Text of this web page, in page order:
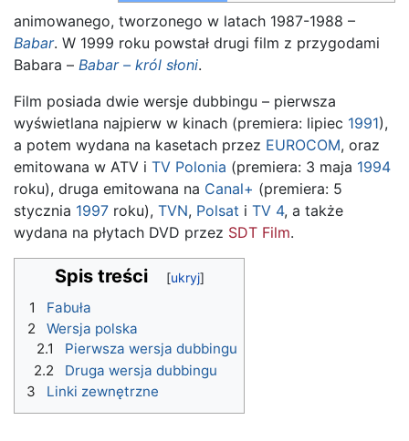
animowanego, tworzonego w latach 1987-1988 –
Babar. W 1999 roku powstał drugi film z przygodami
Babara – Babar – król słoni.
Film posiada dwie wersje dubbingu – pierwsza
wyświetlana najpierw w kinach (premiera: lipiec 1991),
a potem wydana na kasetach przez EUROCOM, oraz
emitowana w ATV i TV Polonia (premiera: 3 maja 1994
roku), druga emitowana na Canal+ (premiera: 5
stycznia 1997 roku), TVN, Polsat i TV 4, a także
wydana na płytach DVD przez SDT Film.
Spis treści
1
Fabuła
2
Wersja polska
2.1
Pierwsza wersja dubbingu
2.2
Druga wersja dubbingu
3
Linki zewnętrzne